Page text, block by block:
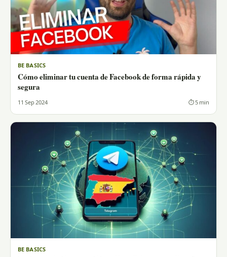
BE BASICS
Cómo eliminar tu cuenta de Facebook de forma rápida y
segura
11 Sep 2024 ⏱ 5 min
BE BASICS